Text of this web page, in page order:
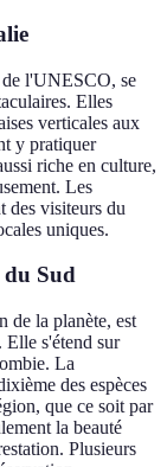
de l'UNESCO, se
Elles
verticales aux
y pratiquer
riche en culture,
Les
des visiteurs du
uniques.
du Sud
de la planète, est
Elle s'étend sur
La
des espèces
que ce soit par
la beauté
Plusieurs